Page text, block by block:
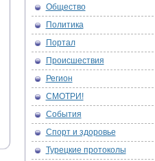
Общество
Политика
Портал
Происшествия
Регион
СМОТРИ!
События
Спорт и здоровье
Турецкие протоколы